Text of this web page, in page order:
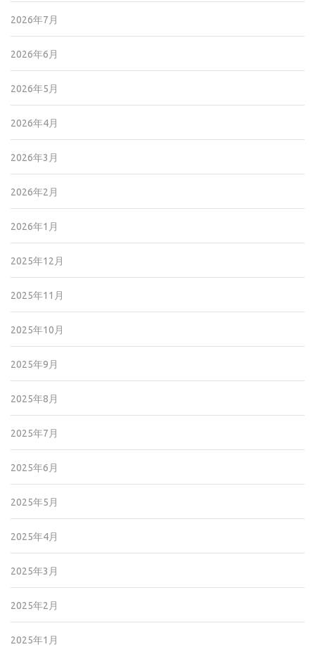
2026年7月
2026年6月
2026年5月
2026年4月
2026年3月
2026年2月
2026年1月
2025年12月
2025年11月
2025年10月
2025年9月
2025年8月
2025年7月
2025年6月
2025年5月
2025年4月
2025年3月
2025年2月
2025年1月